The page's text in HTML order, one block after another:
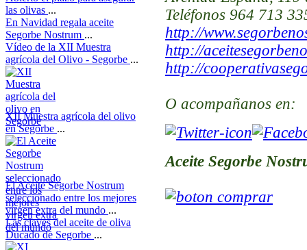
las olivas ...
En Navidad regala aceite
Segorbe Nostrum ...
Vídeo de la XII Muestra
agrícola del Olivo - Segorbe ...
XII Muestra agrícola del olivo
en Segorbe ...
El Aceite Segorbe Nostrum
seleccionado entre los mejores
virgen extra del mundo ...
Las claves del aceite de oliva
Ducado de Segorbe ...
Teléfonos 964 713
http://
http://
http://
O acompañanos en:
Aceite Segorbe